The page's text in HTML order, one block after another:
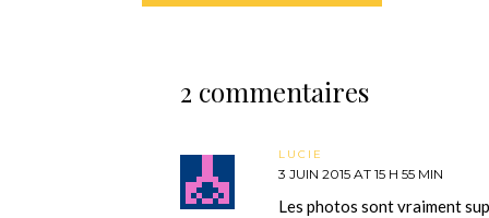
2 commentaires
LUCIE
3 JUIN 2015 AT 15 H 55 MIN
Les photos sont vraiment